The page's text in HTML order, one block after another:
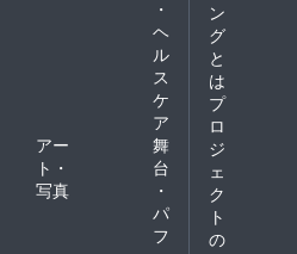
・
ヘ
ル
ス
ケ
ア
アー
ト・
写真
舞
台
・
パ
フ
ン
グ
と
は
プ
ロ
ジ
ェ
ク
ト
の